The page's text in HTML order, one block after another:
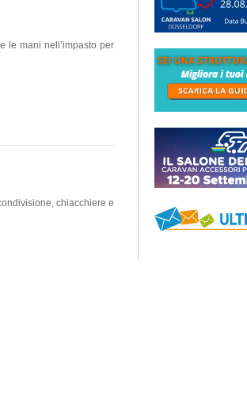
le mani nell’impasto per
chiacchiere e